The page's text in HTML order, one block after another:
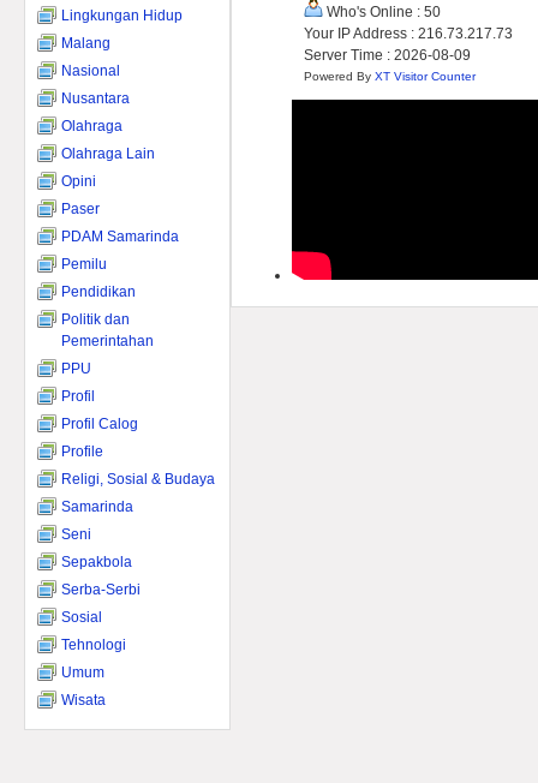
Lingkungan Hidup
Malang
Nasional
Nusantara
Olahraga
Olahraga Lain
Opini
Paser
PDAM Samarinda
Pemilu
Pendidikan
Politik dan
Pemerintahan
PPU
Profil
Profil Calog
Profile
Religi, Sosial & Budaya
Samarinda
Seni
Sepakbola
Serba-Serbi
Sosial
Tehnologi
Umum
Wisata
Who's Online : 50
Your IP Address : 216.73.217.73
Server Time : 2026-08-09
Powered By XT Visitor Counter